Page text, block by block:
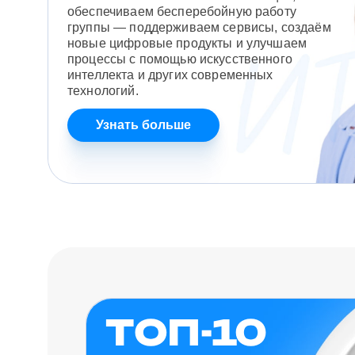
обеспечиваем бесперебойную работу
группы — поддерживаем сервисы, создаём
новые цифровые продукты и улучшаем
процессы с помощью искусственного
интеллекта и других современных
технологий.
Узнать больше